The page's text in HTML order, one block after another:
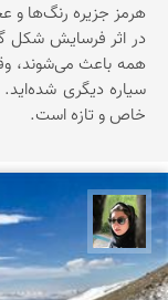
هرمز جزیره‌ رنگ‌ها‌
در اثر فرسایش شکل
همه باعث می‌شوند،
سیاره‌ دیگری
خاص و تازه است.
سپیده اصلان